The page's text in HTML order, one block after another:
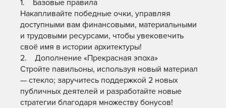
1. Базовые правила
Накапливайте победные очки, управляя
доступными вам финансовыми, материальными
и трудовыми ресурсами, чтобы увековечить
своё имя в истории архитектуры!
2. Дополнение «Прекрасная эпоха»
Стройте павильоны, используя новый материал
— стекло; заручитесь поддержкой 2 новых
публичных деятелей и разработайте новые
стратегии благодаря множеству бонусов!